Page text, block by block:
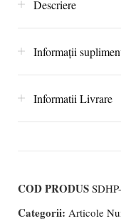
Descriere
Informații
Informatii Livrare
COD PRODUS
Categorii: Articole